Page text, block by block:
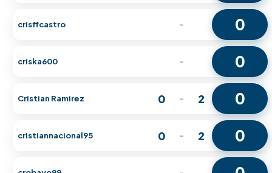
crisffcastro - 0
criska600 - 0
Cristian Ramirez 0 - 2 0
cristiannacional95 0 - 2 0